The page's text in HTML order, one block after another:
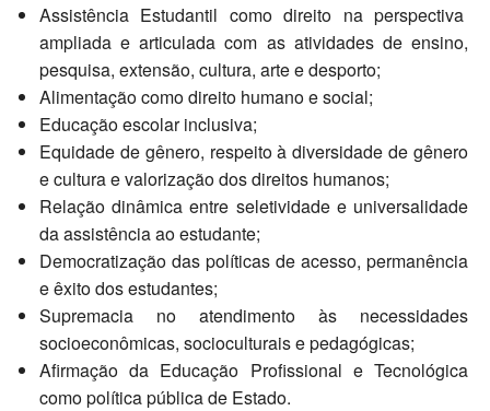
Assistência Estudantil como direito na perspectiva
ampliada e articulada com as atividades de ensino,
pesquisa, extensão, cultura, arte e desporto;
Alimentação como direito humano e social;
Educação escolar inclusiva;
Equidade de gênero, respeito à diversidade de gênero
e cultura e valorização dos direitos humanos;
Relação dinâmica entre seletividade e universalidade
da assistência ao estudante;
Democratização das políticas de acesso, permanência
e êxito dos estudantes;
Supremacia no atendimento às necessidades
socioeconômicas, socioculturais e pedagógicas;
Afirmação da Educação Profissional e Tecnológica
como política pública de Estado.